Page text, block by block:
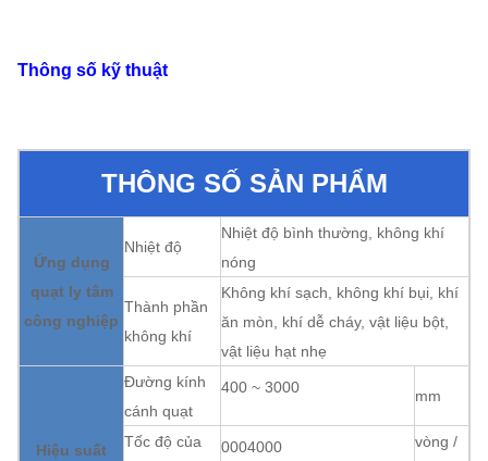
Thông số kỹ thuật
THÔNG SỐ SẢN PHẨM
Ứng dụng
quạt ly tâm
công nghiệp
Nhiệt độ
Nhiệt độ bình thường, không khí
nóng
Thành phần
không khí
Không khí sạch, không khí bụi, khí
ăn mòn, khí dễ cháy, vật liệu bột,
vật liệu hạt nhẹ
Hiệu suất
Đường kính
cánh quạt
400 ~ 3000 mm
Tốc độ của
0004000
vòng /